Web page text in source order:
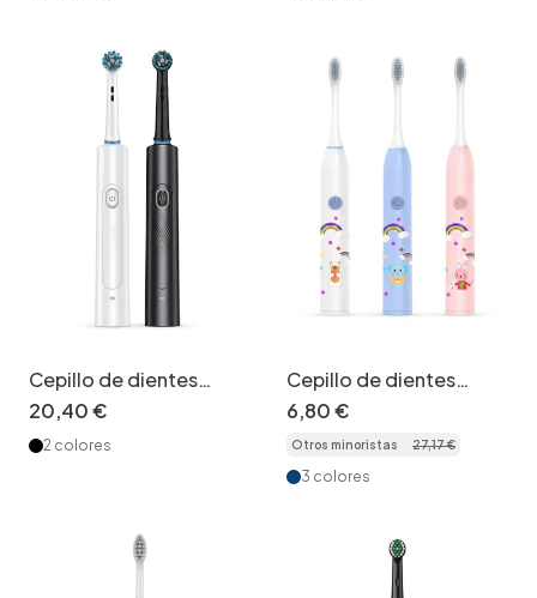
Cepillo de dientes
eléctrico profesional
Beauty Life, limpieza
profunda, 4/8
20,40€
2 colores
Cepillo de dientes
eléctrico infantil
Playful, cerdas
extrasuaves, diseño
divertido.
6,80€
Otros minoristas 27,17€
3 colores